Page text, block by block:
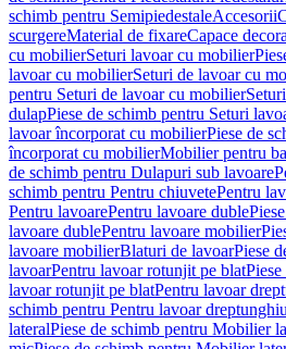
schimb pentru SemipiedestaleAccesorii
scurgereMaterial de fixareCapace
cu mobilierSeturi lavoar cu mobilier
lavoar cu mobilierSeturi de lavoar cu
pentru Seturi de lavoar cu mobilier
dulapPiese de schimb pentru Seturi
lavoar încorporat cu mobilierPiese de
încorporat cu mobilierMobilier pentru
de schimb pentru Dulapuri sub lavoare
schimb pentru Pentru chiuvetePentru
Pentru lavoarePentru lavoare duble
lavoare dublePentru lavoare mobilier
lavoare mobilierBlaturi de lavoarPiese
lavoarPentru lavoar rotunjit pe blat
lavoar rotunjit pe blatPentru lavoar
schimb pentru Pentru lavoar
lateralPiese de schimb pentru Mobilier